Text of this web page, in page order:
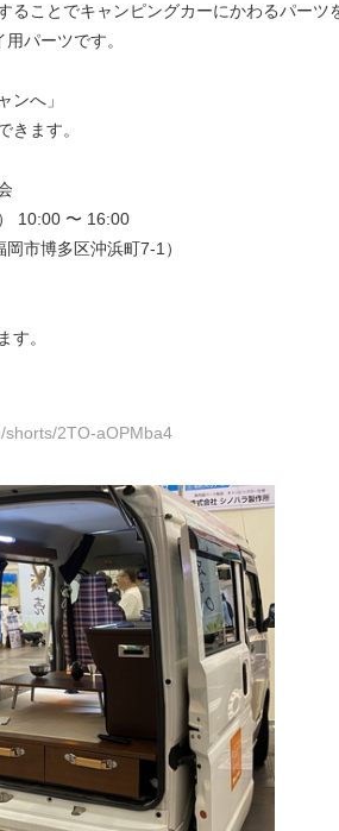
ることでキャンピングカーにかわるパーツ
パーツです。
ンへ」
きます。
10:00 〜 16:00
市博多区沖浜町7-1）
す。
shorts/2TO-aOPMba4